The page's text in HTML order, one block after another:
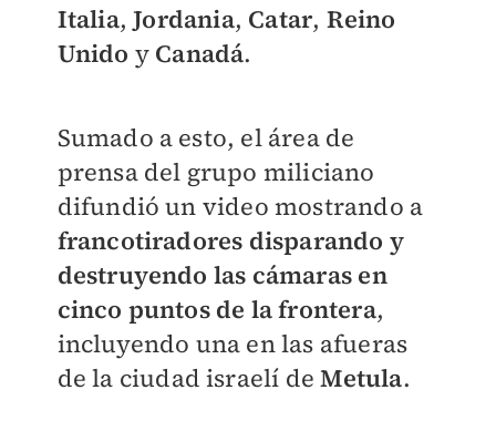
Italia,Jordania, Catar, Reino
Unido y Canadá.
Sumado a esto, el área de
prensa del grupo miliciano
difundió un video mostrando a
francotiradores disparando y
destruyendo las cámaras en
cinco puntos de la frontera,
incluyendo una en las afueras
de la ciudad israelí deMetula.